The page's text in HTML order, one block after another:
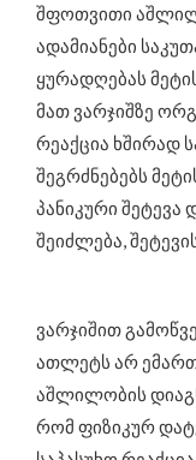
შფოთვითი
ადამიანები
ყურადღებას
მათ ვარჯიშზე
რეაქცია ხშირად
შეგრძნებებს
პანიკური
შეიძლება,
ვარჯიშით
ათლეტს არ
აშლილობის
რომ ფიზიკურ